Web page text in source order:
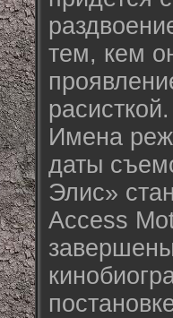
тем, кем
расисткой.
Имена
даты
Элис»
Access